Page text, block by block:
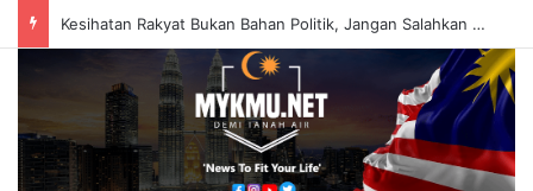
Kesihatan Rakyat Bukan Bahan Politik, Jangan Salahkan Onn Hafiz – Haslinda Salleh